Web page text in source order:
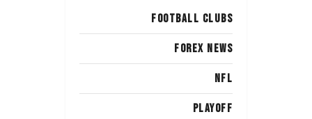
FOOTBALL CLUBS
FOREX NEWS
NFL
PLAYOFF